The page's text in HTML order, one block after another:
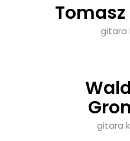
gitara
gitara